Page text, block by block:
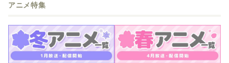
アニメ特集